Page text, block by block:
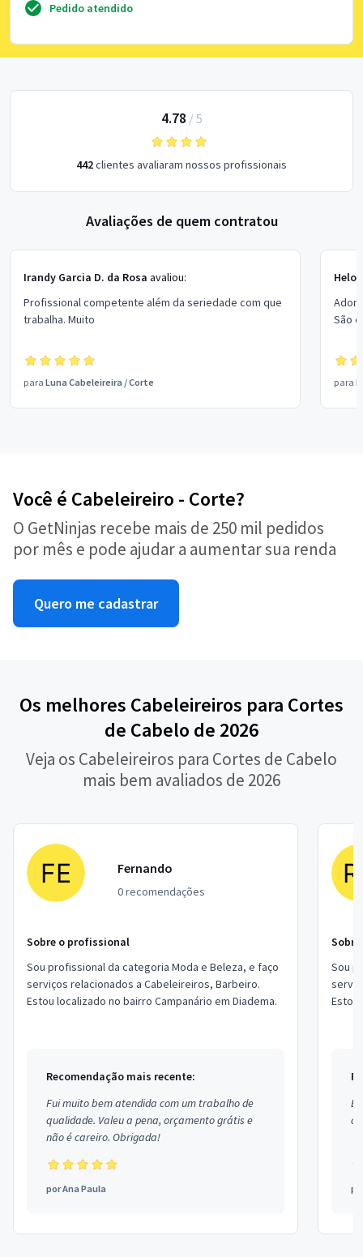
Pedido atendido
4.78 / 5
442clientes avaliaram nossos profissionais
Avaliações de quem contratou
Irandy Garcia D. da Rosa avaliou:
Profissional competente além da seriedade com que
trabalha. Muito
para Luna Cabeleireira /Corte
São
para
Você é Cabeleireiro - Corte?
O GetNinjas recebe mais de 250 mil pedidos
por mês e pode ajudar a aumentar sua renda
Quero me cadastrar
Os melhores Cabeleireiros para Cortes
de Cabelo de 2026
Veja os Cabeleireiros para Cortes de Cabelo
mais bem avaliados de 2026
Fernando
0 recomendações
Sobre o profissional
Sou profissional da categoria Moda e Beleza, e faço
serviços relacionados a Cabeleireiros, Barbeiro.
Estou localizado no bairro Campanário em Diadema.
Recomendação mais recente:
Fui muito bem atendida com um trabalho de
qualidade. Valeu a pena, orçamento grátis e
não é careiro. Obrigada!
porAna Paula
Sou
Estou